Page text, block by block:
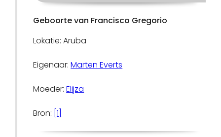
Geboorte van Francisco Gregorio
Lokatie: Aruba
Eigenaar:Marten Everts
Moeder:Elijza
Bron: [1]